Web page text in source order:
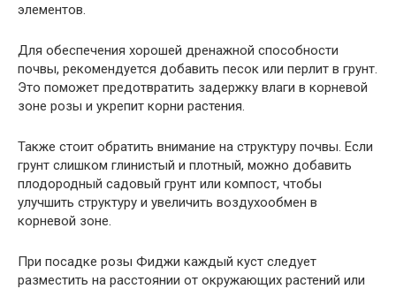
элементов.
Для обеспечения хорошей дренажной способности
почвы, рекомендуется добавить песок или перлит в грунт.
Это поможет предотвратить задержку влаги в корневой
зоне розы и укрепит корни растения.
Также стоит обратить внимание на структуру почвы. Если
грунт слишком глинистый и плотный, можно добавить
плодородный садовый грунт или компост, чтобы
улучшить структуру и увеличить воздухообмен в
корневой зоне.
При посадке розы Фиджи каждый куст следует
разместить на расстоянии от окружающих растений или